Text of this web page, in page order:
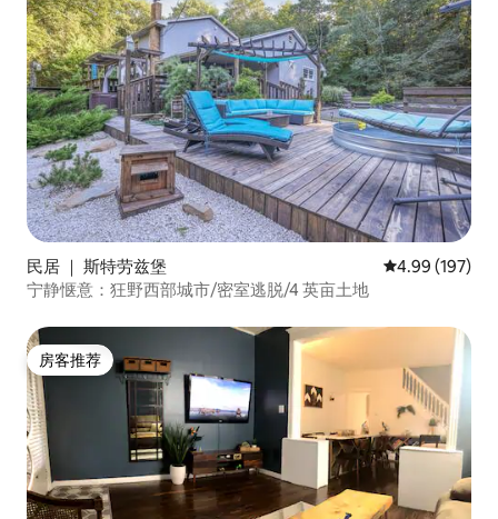
民居 ｜ 斯特劳兹堡 平均评分 4.99
4.99 (197)
宁静惬意：狂野西部城市/密室逃脱/4 英亩土地
房客推荐
房客推荐